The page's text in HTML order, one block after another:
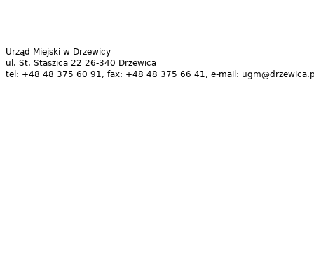
Urząd Miejski w Drzewicy
ul. St. Staszica 22 26-340 Drzewica
tel: +48 48 375 60 91, fax: +48 48 375 66 41, e-mail: